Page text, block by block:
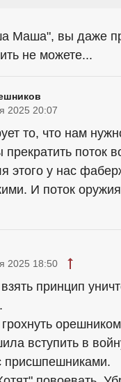
Маша", вы даже
не можете...
2025 20:07
то, что нам
прекратить поток
этого у нас
И поток
2025 18:50
принцип
вступить в
присшпешниками.